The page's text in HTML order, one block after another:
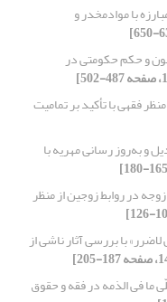
با موادمخدر و
و حکم حکومتی در
فقهی با تأکید بر تمامیت
و به‌روز رسانی مهریه با
در روابط زوجین از منظر
با بررسی آثار ناشی از
ما فی الذمه در فقه و حقوق